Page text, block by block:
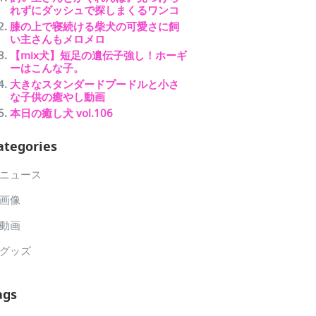
れずにダッシュで探しまくるワンコ
膝の上で寝続ける柴犬の可愛さに飼
い主さんもメロメロ
【mix犬】短足の遺伝子強し！ホーギ
ーはこんな子。
大きなスタンダードプードルと小さ
な子供の癒やし動画
本日の癒し犬 vol.106
ュース
像
画
ッズ